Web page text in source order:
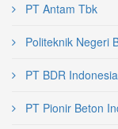
PT Antam Tbk
Politeknik Negeri
PT BDR Indonesia
PT Pionir Beton